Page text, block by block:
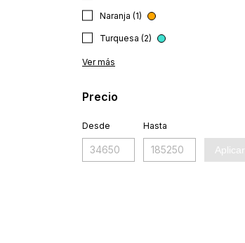
Naranja (1)
Turquesa (2)
Ver más
Precio
Desde Hasta
Aplicar